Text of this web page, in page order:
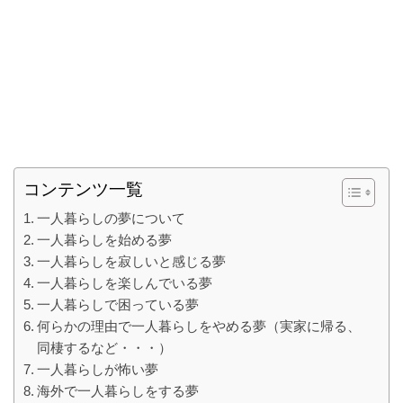
コンテンツ一覧
一人暮らしの夢について
一人暮らしを始める夢
一人暮らしを寂しいと感じる夢
一人暮らしを楽しんでいる夢
一人暮らしで困っている夢
何らかの理由で一人暮らしをやめる夢（実家に帰る、
同棲するなど・・・）
一人暮らしが怖い夢
海外で一人暮らしをする夢